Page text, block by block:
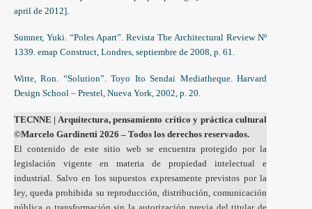
april de 2012].
Sumner, Yuki. “Poles Apart”. Revista The Architectural Review Nº
1339. emap Construct, Londres, septiembre de 2008, p. 61.
Witte, Ron. “Solution”. Toyo Ito Sendai Mediatheque. Harvard
Design School – Prestel, Nueva York, 2002, p. 20.
TECNNE | Arquitectura, pensamiento crítico y práctica cultural
©Marcelo Gardinetti 2026 – Todos los derechos reservados.
El contenido de este sitio web se encuentra protegido por la
legislación vigente en materia de propiedad intelectual e
industrial. Salvo en los supuestos expresamente previstos por la
ley, queda prohibida su reproducción, distribución, comunicación